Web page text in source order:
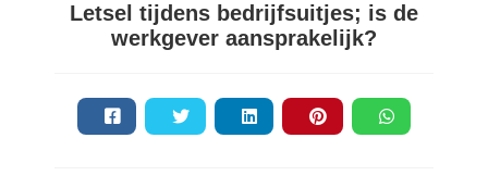
Letsel tijdens bedrijfsuitjes; is de
werkgever aansprakelijk?